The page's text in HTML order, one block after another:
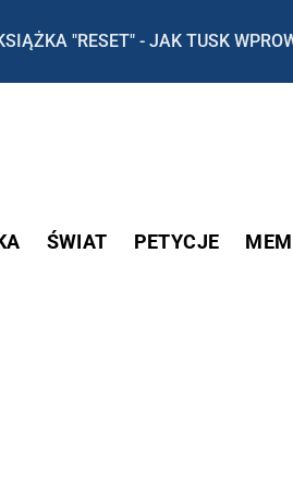
"RESET" - JAK TUSK
ŚWIAT PETYCJE